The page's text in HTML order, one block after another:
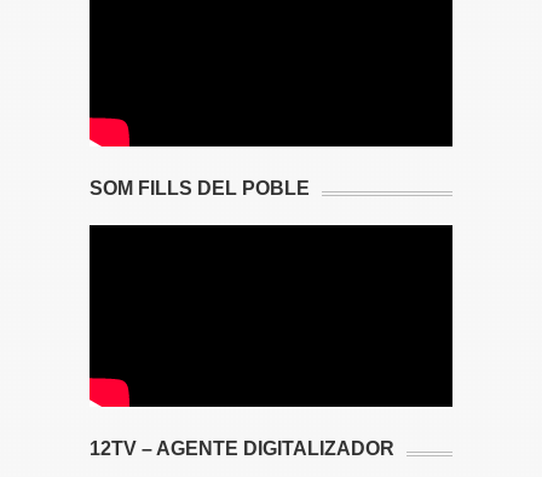
SOM FILLS DEL POBLE
12TV – AGENTE DIGITALIZADOR